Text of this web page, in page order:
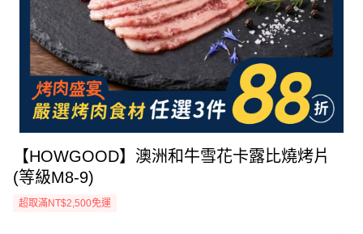
【HOWGOOD】澳洲和牛雪花卡露比燒烤片
(等級M8-9)
超取滿NT$2,500免運